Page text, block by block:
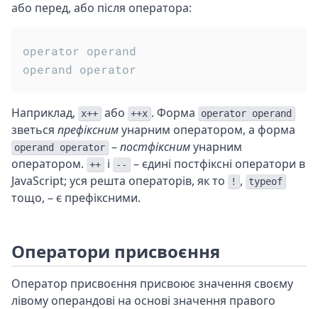
або перед, або після оператора:
operator operand
Наприклад, x++ або ++x . Форма operator operand
зветься префікснимунарним оператором, а форма
operand operator –постфікснимунарним
оператором. ++ і --
– єдині постфіксні оператори в
JavaScript; уся решта операторів, як то
! , typeof
тощо, – є префіксними.
Оператори присвоєння
Оператор присвоєння присвоює значення своєму
лівому операндові на основі значення правого